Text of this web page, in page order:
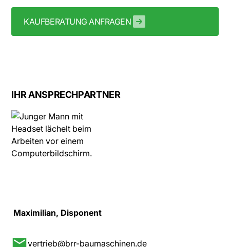
KAUFBERATUNG ANFRAGEN
IHR ANSPRECHPARTNER
Maximilian, Disponent
vertrieb@brr-baumaschinen.de